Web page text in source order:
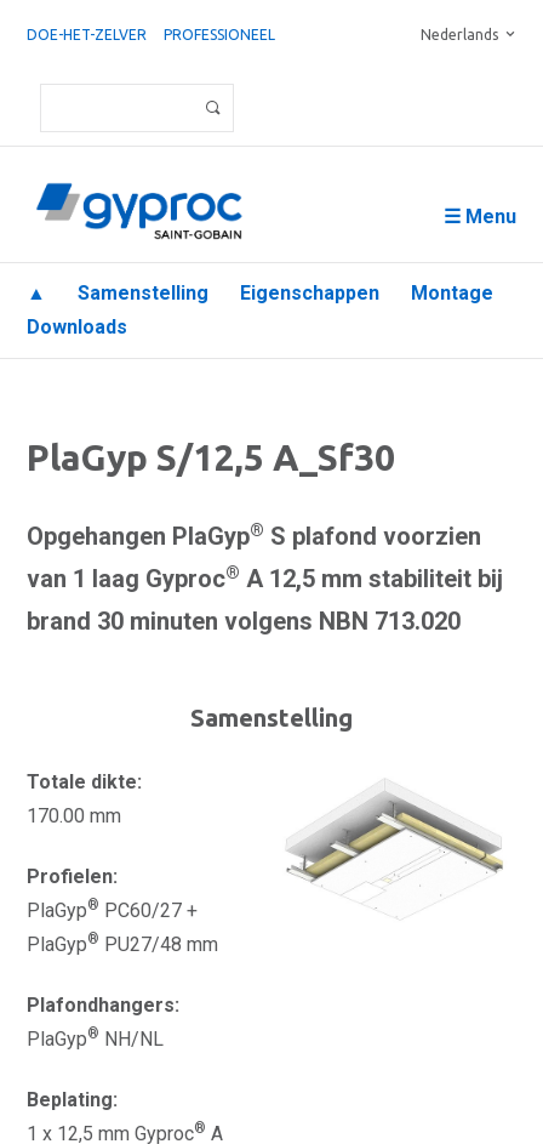
DOE-HET-ZELVER PROFESSIONEEL Nederlands
☰ Menu
▲ Samenstelling Eigenschappen
Montage
Downloads
PlaGyp S/12,5 A_Sf30
Opgehangen PlaGyp® S plafond voorzien
van 1 laag Gyproc® A 12,5 mm stabiliteit bij
brand 30 minuten volgens NBN 713.020
Samenstelling
Totale dikte:
170.00 mm
Profielen:
PlaGyp® PC60/27 +
PlaGyp® PU27/48 mm
Plafondhangers:
PlaGyp® NH/NL
Beplating:
1 x 12,5 mm Gyproc® A